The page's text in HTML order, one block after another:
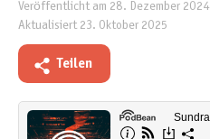
Veröffentlicht am 28. Dezember 2024
Aktualisiert 23. Oktober 2025
Teilen